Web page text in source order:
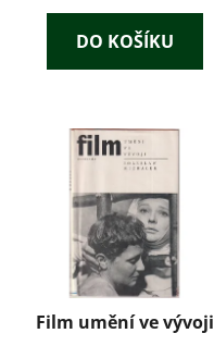
DO KOŠÍKU
Film umění ve vývoji